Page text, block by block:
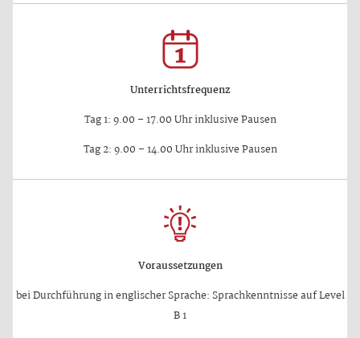
Unterrichtsfrequenz
Tag 1: 9.00 – 17.00 Uhr inklusive Pausen
Tag 2: 9.00 – 14.00 Uhr inklusive Pausen
Voraussetzungen
bei Durchführung in englischer Sprache: Sprachkenntnisse auf Level
B 1